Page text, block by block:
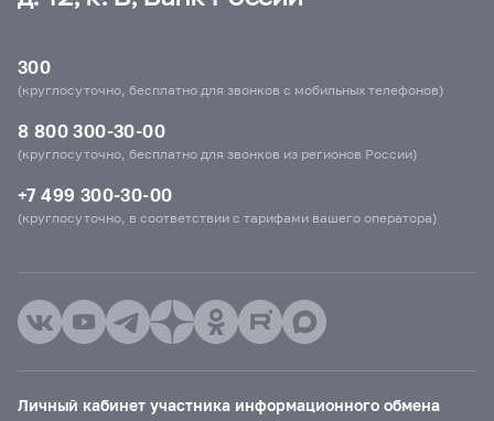
300
(круглосуточно, бесплатно для звонков с мобильных телефонов)
8 800 300-30-00
(круглосуточно, бесплатно для звонков из регионов России)
+7 499 300-30-00
(круглосуточно, в соответствии с тарифами вашего оператора)
Личный кабинет участника информационного обмена